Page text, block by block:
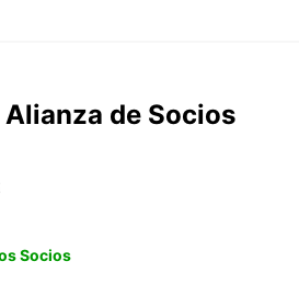
de Socios
Socios